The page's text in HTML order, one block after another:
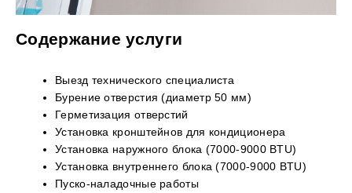
Содержание услуги
Выезд технического специалиста
Бурение отверстия (диаметр 50 мм)
Герметизация отверстий
Установка кронштейнов для кондиционера
Установка наружного блока (7000-9000 BTU)
Установка внутреннего блока (7000-9000 BTU)
Пуско-наладочные работы